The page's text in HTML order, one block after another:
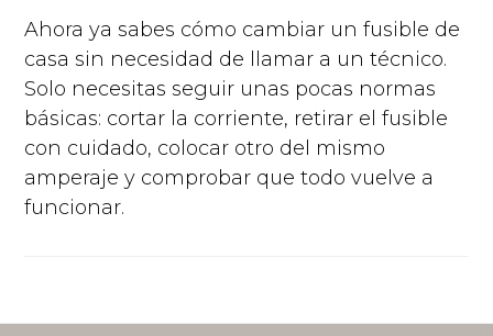
Ahora ya sabes cómo cambiar un fusible de
casa sin necesidad de llamar a un técnico.
Solo necesitas seguir unas pocas normas
básicas: cortar la corriente, retirar el fusible
con cuidado, colocar otro del mismo
amperaje y comprobar que todo vuelve a
funcionar.